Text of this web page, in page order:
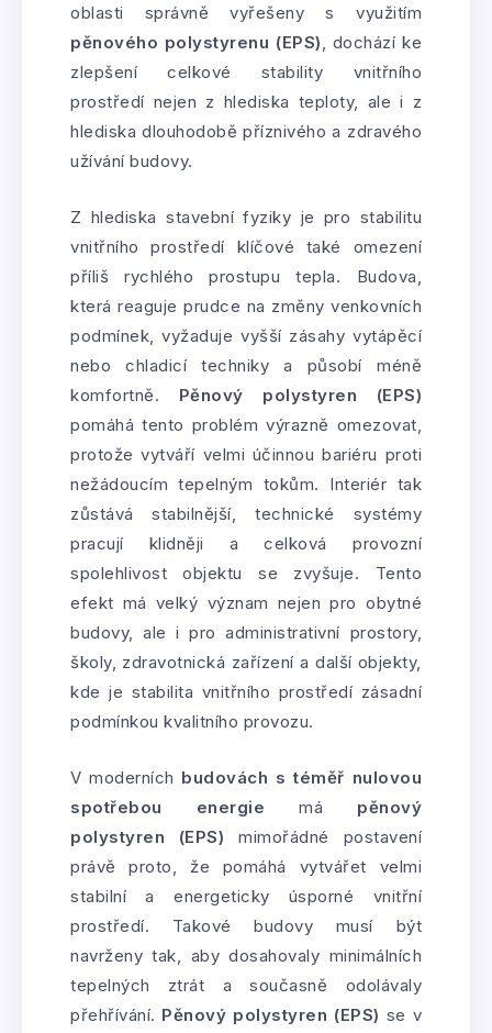
oblasti správně vyřešeny s využitím
pěnového polystyrenu (EPS), dochází ke
zlepšení celkové stability vnitřního
prostředí nejen z hlediska teploty, ale i z
hlediska dlouhodobě příznivého a zdravého
užívání budovy.
Z hlediska stavební fyziky je pro stabilitu
vnitřního prostředí klíčové také omezení
příliš rychlého prostupu tepla. Budova,
která reaguje prudce na změny venkovních
podmínek, vyžaduje vyšší zásahy vytápěcí
nebo chladicí techniky a působí méně
komfortně. Pěnový polystyren (EPS)
pomáhá tento problém výrazně omezovat,
protože vytváří velmi účinnou bariéru proti
nežádoucím tepelným tokům. Interiér tak
zůstává stabilnější, technické systémy
pracují klidněji a celková provozní
spolehlivost objektu se zvyšuje. Tento
efekt má velký význam nejen pro obytné
budovy, ale i pro administrativní prostory,
školy, zdravotnická zařízení a další objekty,
kde je stabilita vnitřního prostředí zásadní
podmínkou kvalitního provozu.
V moderních budovách s téměř nulovou
spotřebou energie má pěnový
polystyren (EPS) mimořádné postavení
právě proto, že pomáhá vytvářet velmi
stabilní a energeticky úsporné vnitřní
prostředí. Takové budovy musí být
navrženy tak, aby dosahovaly minimálních
tepelných ztrát a současně odolávaly
přehřívání. Pěnový polystyren (EPS) se v